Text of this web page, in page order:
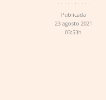
Publicada
23 agosto 2021
03:53h